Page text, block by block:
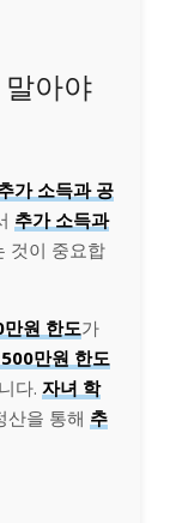
아야
가 소득과 공
추가 소득과
것이 중요합
원 한도가
만원 한도
다. 자녀 학
산을 통해 추